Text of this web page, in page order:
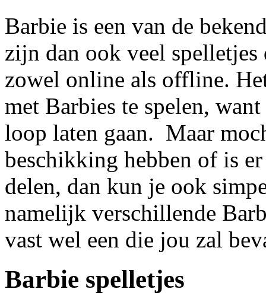
Barbie is een van de
zijn dan ook veel
zowel online als offline.
met Barbies te spelen,
loop laten gaan. Maar
beschikking hebben of is
delen, dan kun je ook
namelijk verschillende
vast wel een die jou zal
Barbie spelletjes